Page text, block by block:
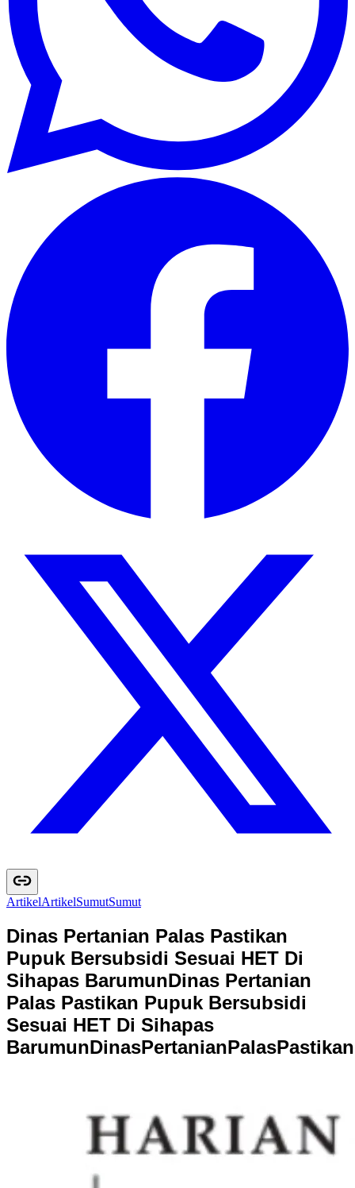
ArtikelArtikelSumutSumut
Dinas Pertanian Palas Pastikan
Pupuk Bersubsidi Sesuai HET Di
Sihapas BarumunDinas Pertanian
Palas Pastikan Pupuk Bersubsidi
Sesuai HET Di Sihapas
BarumunDinasPertanianPalasPastikan